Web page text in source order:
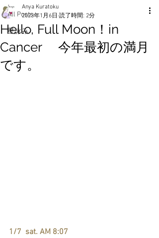
All Posts
星詠み
Hello, Full Moon！in
Cancer 今年最初の満月
です。
Anya Kuratoku
2023年1月6日 読了時間: 2分
1/7  sat. AM 8:07